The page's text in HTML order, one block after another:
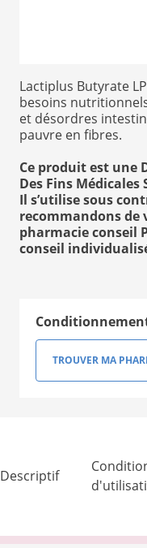
1
of
1
Lactiplus Butyrate
besoins
et désordres
pauvre en fibres.
Ce produit est une
Des Fins Médicales
Il s’utilise sous
recommandons de
pharmacie conseil
conseil
TROUVER MA
Descriptif